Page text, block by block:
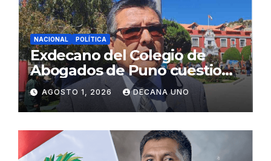
NACIONAL POLÍTICA
Exdecano del Colegio de
Abogados de Puno cuestiona
propuestas sobre seguridad
ciudadana
AGOSTO 1, 2026 DECANA UNO